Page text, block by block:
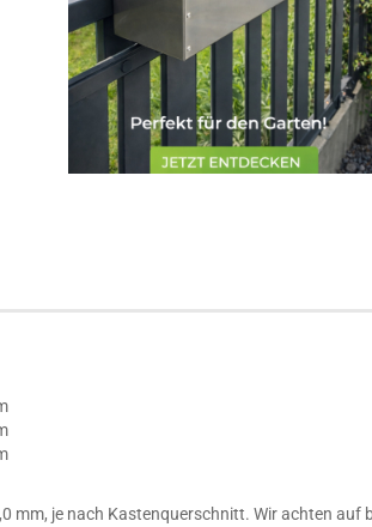
mm, je nach Kastenquerschnitt. Wir achten auf